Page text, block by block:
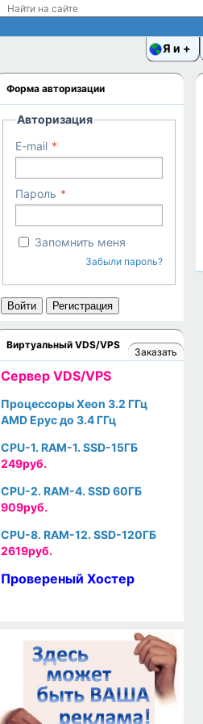
Я и
Форма авторизации
Авторизация
E-mail
Пароль
Запомнить меня
Забыли пароль?
Войти Регистрация
Виртуальный VDS/VPS
Заказать
Cервер VDS/VPS
Процессоры Xeon 3.2 ГГц
AMD Epyc до 3.4 ГГц
CPU-1. RAM-1. SSD-15ГБ
249руб.
CPU-2. RAM-4. SSD 60ГБ
909руб.
CPU-8. RAM-12. SSD-120ГБ
2619руб.
Провереный Хостер